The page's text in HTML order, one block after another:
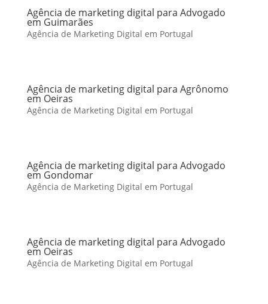
Agência de marketing digital para Advogado
em Guimarães
Agência de Marketing Digital em Portugal
Agência de marketing digital para Agrônomo
em Oeiras
Agência de Marketing Digital em Portugal
Agência de marketing digital para Advogado
em Gondomar
Agência de Marketing Digital em Portugal
Agência de marketing digital para Advogado
em Oeiras
Agência de Marketing Digital em Portugal